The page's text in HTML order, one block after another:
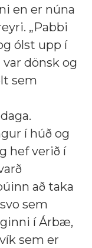
en er núna
„Pabbi
ólst upp í
dönsk og
sem
í húð og
hef verið í
að taka
sem
í Árbæ,
sem er